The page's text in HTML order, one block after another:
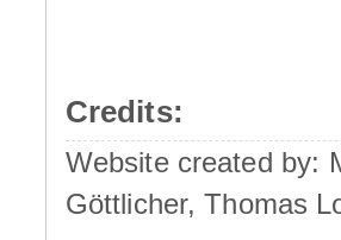
Credits:
Website created by:
Göttlicher, Thomas